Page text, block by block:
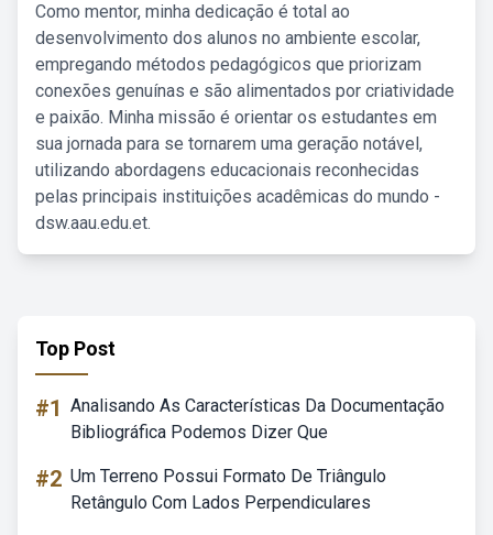
Como mentor, minha dedicação é total ao
desenvolvimento dos alunos no ambiente escolar,
empregando métodos pedagógicos que priorizam
conexões genuínas e são alimentados por criatividade
e paixão. Minha missão é orientar os estudantes em
sua jornada para se tornarem uma geração notável,
utilizando abordagens educacionais reconhecidas
pelas principais instituições acadêmicas do mundo -
dsw.aau.edu.et.
Top Post
#1 Analisando As Características Da Documentação
Bibliográfica Podemos Dizer Que
#2 Um Terreno Possui Formato De Triângulo
Retângulo Com Lados Perpendiculares